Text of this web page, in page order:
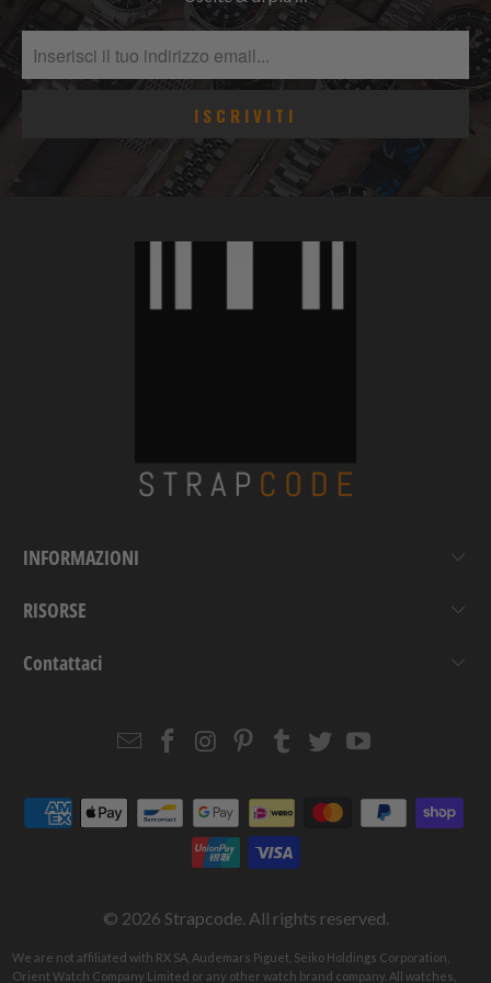
INFORMAZIONI
RISORSE
Contattaci
EmailStrapcode
Facebook
Strapcode
Instagram
Strapcode
Pinterest
Strapcode
Tumblr
Strapcode
TwitterYouTube
© 2026 Strapcode. All rights reserved.
We are not affiliated with RX SA, Audemars Piguet, Seiko Holdings Corporation,
Orient Watch Company Limited or any other watch brand company. All watches,